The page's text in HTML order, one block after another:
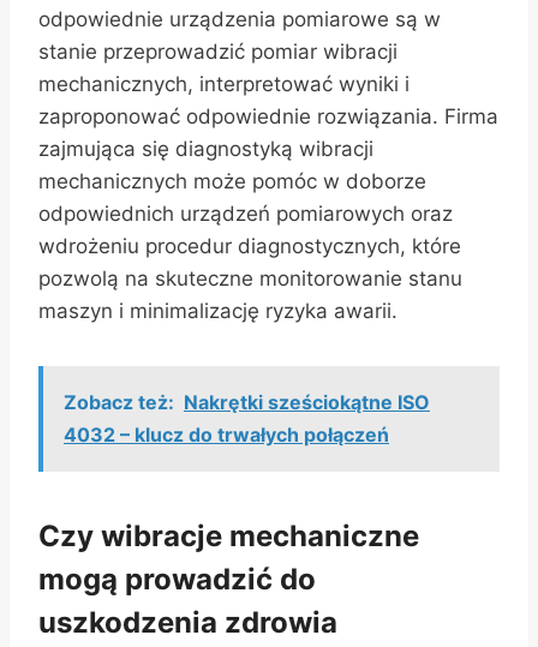
odpowiednie urządzenia pomiarowe są w
stanie przeprowadzić pomiar wibracji
mechanicznych, interpretować wyniki i
zaproponować odpowiednie rozwiązania. Firma
zajmująca się diagnostyką wibracji
mechanicznych może pomóc w doborze
odpowiednich urządzeń pomiarowych oraz
wdrożeniu procedur diagnostycznych, które
pozwolą na skuteczne monitorowanie stanu
maszyn i minimalizację ryzyka awarii.
Zobacz też: Nakrętki sześciokątne ISO
4032 – klucz do trwałych połączeń
Czy wibracje mechaniczne
mogą prowadzić do
uszkodzenia zdrowia